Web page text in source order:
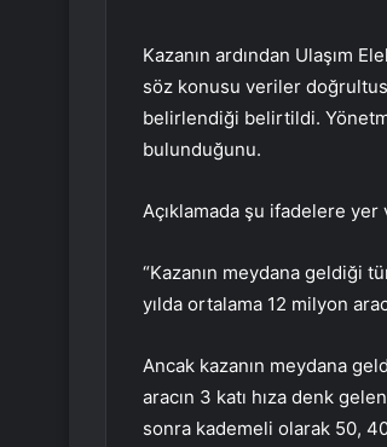
Kazanın ardından Ulaşım
söz konusu veriler
belirlendiği belirtildi.
bulunduğunu.
Açıklamada şu ifadelere yer
“Kazanın meydana geldiği
yılda ortalama 12 milyon
Ancak kazanın meydana
aracın 3 katı hıza denk
sonra kademeli olarak 50,